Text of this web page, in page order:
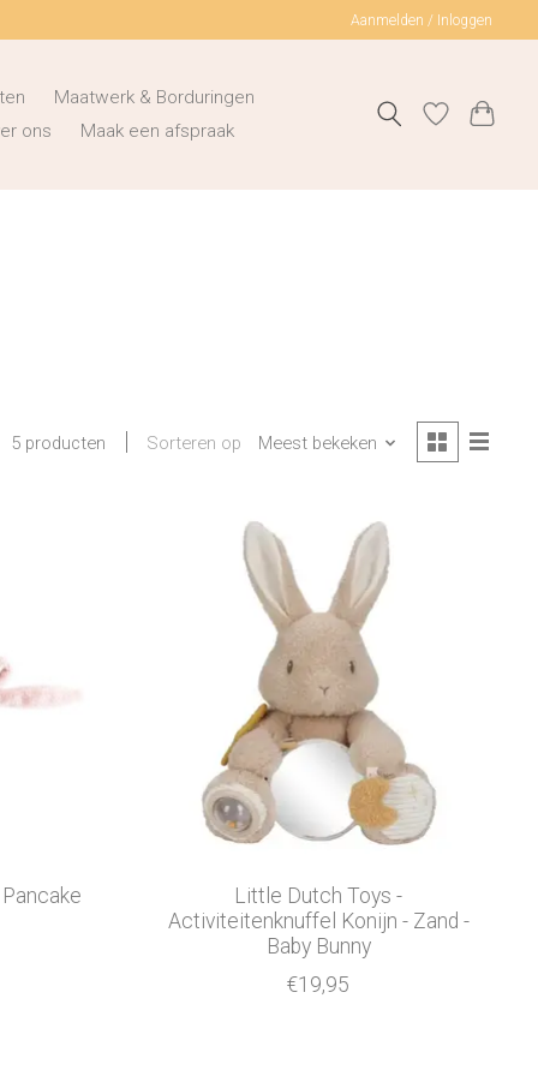
Aanmelden / Inloggen
Maatwerk & Borduringen
ons Maak een afspraak
5 producten Sorteren op Meest bekeken
Little Dutch Toys -
Activiteitenknuffel Konijn - Zand -
Baby Bunny
€19,95